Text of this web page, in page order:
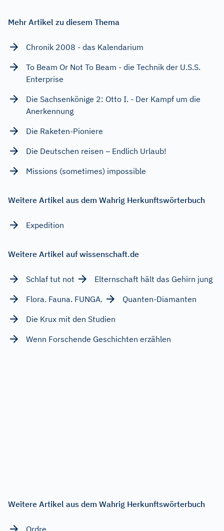
Mehr Artikel zu diesem Thema
Chronik 2008 - das Kalendarium
To Beam Or Not To Beam - die Technik der U.S.S.
Enterprise
Die Sachsenkönige 2: Otto I. - Der Kampf um die
Anerkennung
Die Raketen-Pioniere
Die Deutschen reisen – Endlich Urlaub!
Missions (sometimes) impossible
Weitere Artikel aus dem Wahrig Herkunftswörterbuch
Expedition
Weitere Artikel auf wissenschaft.de
Schlaf tut not
Elternschaft hält das Gehirn jung
Flora. Fauna. FUNGA.
Quanten-Diamanten
Die Krux mit den Studien
Wenn Forschende Geschichten erzählen
Weitere Artikel aus dem Wahrig Herkunftswörterbuch
Ordre